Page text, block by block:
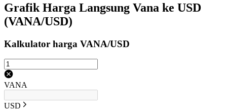
Grafik Harga Langsung Vana ke USD
(VANA/USD)
Kalkulator harga VANA/USD
VANA
USD